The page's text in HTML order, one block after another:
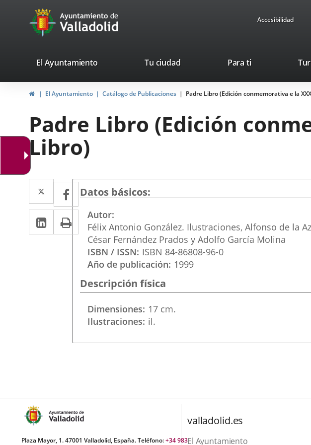
Portal
Web
Ayuntamiento
de
Accesibilidad
valladolid.es
El Ayuntamiento Tu ciudad Para ti
InicioEl Ayuntamiento Catálogo de Publicaciones Padre Libro (Edición conmemorativa e la
Padre Libro (Edición
Libro)
Twitter
Enlace
a
una
aplicación
externa.
Facebook
Enlace
a
una
aplicación
externa.
LinkedIn
Enlace
a
aplicación
externa.
Imprimir
Datos básicos
Autor
Félix Antonio González. Ilustraciones, Alfonso de la
César Fernández Prados y Adolfo García Molina
ISBN / ISSN ISBN 84-86808-96-0
Año de publicación 1999
Descripción física
Dimensiones 17 cm.
Ilustraciones il.
Plaza Mayor, 1. 47001 Valladolid, España. Teléfono:+34 983
valladolid.es
El Ayuntamiento